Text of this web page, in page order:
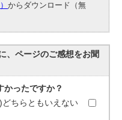
からダウンロード（無
、ページのご感想をお聞
かったですか？
どちらともいえない